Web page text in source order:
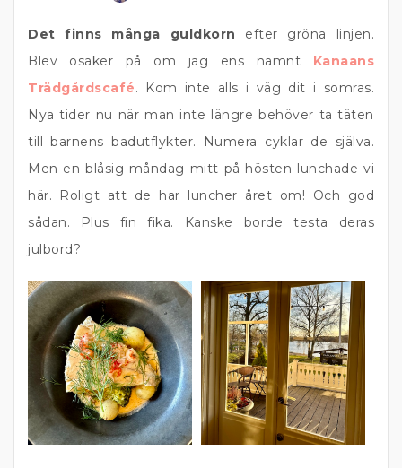
Det finns många guldkorn efter gröna linjen.
Blev osäker på om jag ens nämnt Kanaans
Trädgårdscafé. Kom inte alls i väg dit i somras.
Nya tider nu när man inte längre behöver ta täten
till barnens badutflykter. Numera cyklar de själva.
Men en blåsig måndag mitt på hösten lunchade vi
här. Roligt att de har luncher året om! Och god
sådan. Plus fin fika. Kanske borde testa deras
julbord?